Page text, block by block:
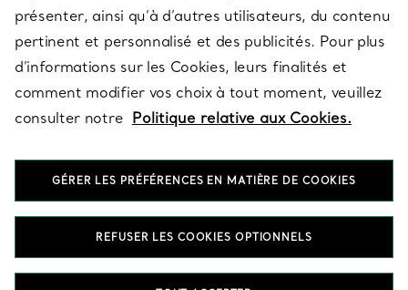
QUESTIONS LÉGALES
SUIVEZ-NOUS
T&Co. 2026
présenter, ainsi qu’à d’autres utilisateurs, du contenu
pertinent et personnalisé et des publicités. Pour plus
d’informations sur les Cookies, leurs finalités et
comment modifier vos choix à tout moment, veuillez
consulter notre Politique relative aux Cookies.
GÉRER LES PRÉFÉRENCES EN MATIÈRE DE COOKIES
REFUSER LES COOKIES OPTIONNELS